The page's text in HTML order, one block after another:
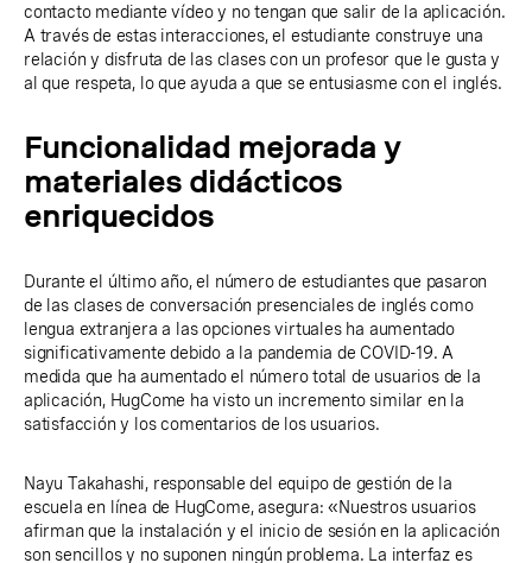
contacto mediante vídeo y no tengan que salir de la aplicación.
A través de estas interacciones, el estudiante construye una
relación y disfruta de las clases con un profesor que le gusta y
al que respeta, lo que ayuda a que se entusiasme con el inglés.
Funcionalidad mejorada y
materiales didácticos
enriquecidos
Durante el último año, el número de estudiantes que pasaron
de las clases de conversación presenciales de inglés como
lengua extranjera a las opciones virtuales ha aumentado
significativamente debido a la pandemia de COVID-19. A
medida que ha aumentado el número total de usuarios de la
aplicación, HugCome ha visto un incremento similar en la
satisfacción y los comentarios de los usuarios.
Nayu Takahashi, responsable del equipo de gestión de la
escuela en línea de HugCome, asegura: «Nuestros usuarios
afirman que la instalación y el inicio de sesión en la aplicación
son sencillos y no suponen ningún problema. La interfaz es